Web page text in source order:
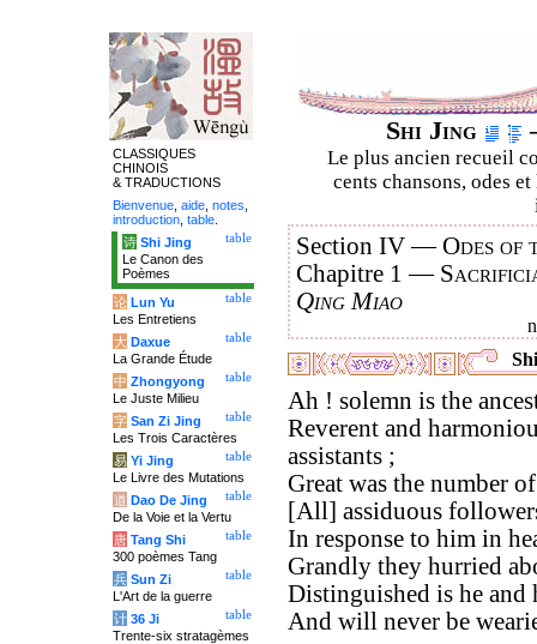
Shi Jing
Le plus ancien recueil
cents chansons, odes
Section IV —Odes of
Chapitre 1 —
Qing Miao
Ah ! solemn is the
Reverent and
assistants ;
Great was the number
[All] assiduous
In response to him in
Grandly they hurried
Distinguished is he and
And will never be
CLASSIQUES
CHINOIS
& TRADUCTIONS
Bienvenue aide notes
introduction table
table
诗 Shi Jing
Le Canon des
Poèmes
table
论 Lun Yu
Les Entretiens
table
大 Daxue
La Grande Étude
table
中 Zhongyong
Le Juste Milieu
table
字 San Zi Jing
Les Trois Caractères
table
易 Yi Jing
Le Livre des Mutations
table
道 Dao De Jing
De la Voie et la Vertu
table
唐 Tang Shi
300 poèmes Tang
table
兵 Sun Zi
L'Art de la guerre
table
计 36 Ji
Trente-six stratagèmes